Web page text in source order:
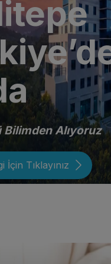
Bilimden Alıyoruz
İçin Tıklayınız